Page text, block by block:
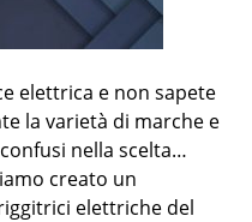
elettrica e non sapete
la varietà di marche e
nella scelta…
creato un
elettriche del